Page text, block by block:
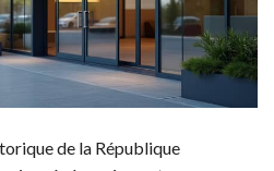
de la République